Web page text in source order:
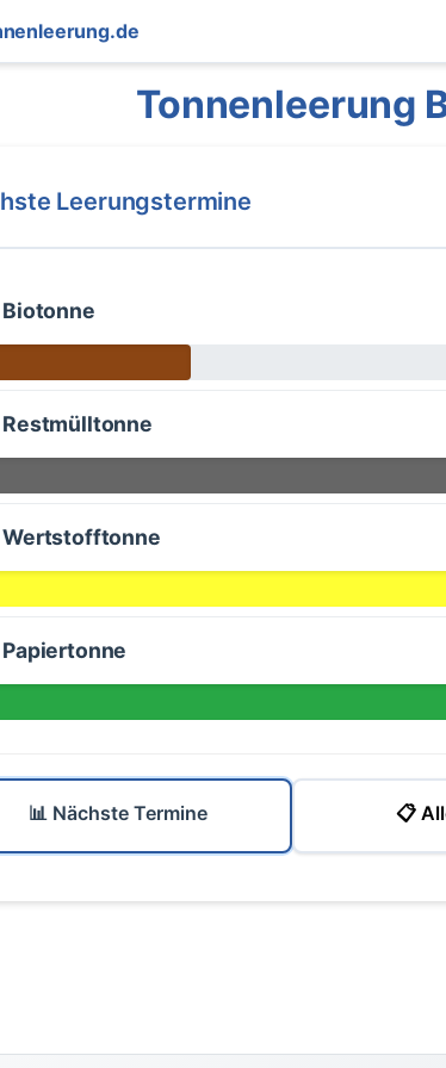
Tonnenleerung
Leerungstermine
Biotonne
Restmülltonne
Wertstofftonne
Papiertonne
📊 Nächste Termine 📋